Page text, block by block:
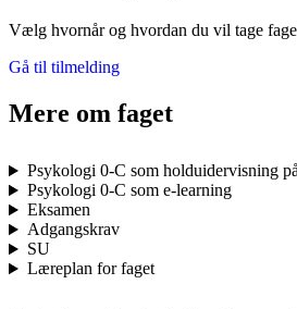
Vælg hvornår og hvordan du vil tage
Gå til tilmelding
Mere om faget
Psykologi 0-C som holduidervisning
Psykologi 0-C som e-learning
Eksamen
Adgangskrav
SU
Læreplan for faget